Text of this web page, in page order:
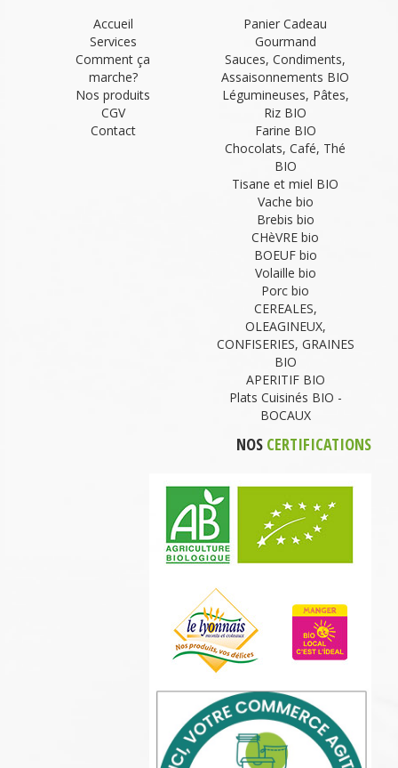
Accueil
Services
Comment ça
marche?
Nos produits
CGV
Contact
Panier Cadeau
Gourmand
Sauces, Condiments,
Assaisonnements BIO
Légumineuses, Pâtes,
Riz BIO
Farine BIO
Chocolats, Café, Thé
BIO
Tisane et miel BIO
Vache bio
Brebis bio
CHèVRE bio
BOEUF bio
Volaille bio
Porc bio
CEREALES,
OLEAGINEUX,
CONFISERIES, GRAINES
BIO
APERITIF BIO
Plats Cuisinés BIO -
BOCAUX
NOS CERTIFICATIONS